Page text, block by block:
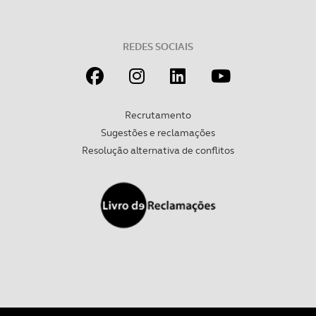
Consulte a política de cookies do site.
REDES SOCIAIS
Recrutamento
Sugestões e reclamações
Resolução alternativa de conflitos